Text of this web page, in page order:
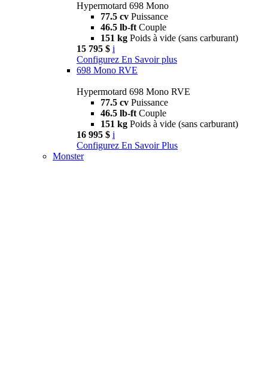
Hypermotard 698 Mono
77.5 cv Puissance
46.5 lb-ft Couple
151 kg Poids à vide (sans carburant)
15 795 $ i
Configurez En Savoir plus
698 Mono RVE
Hypermotard 698 Mono RVE
77.5 cv Puissance
46.5 lb-ft Couple
151 kg Poids à vide (sans carburant)
16 995 $ i
Configurez En Savoir Plus
Monster